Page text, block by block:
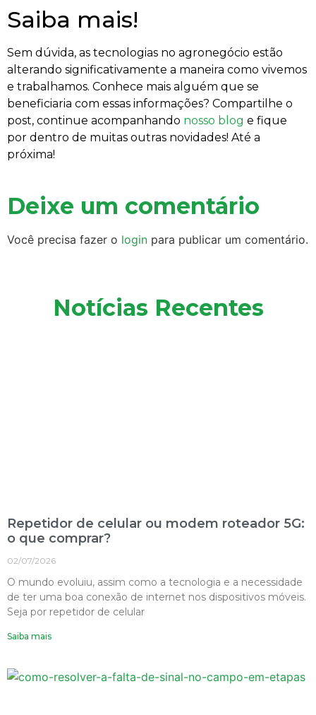
Saiba mais!
Sem dúvida, as tecnologias no agronegócio estão
alterando significativamente a maneira como vivemos
e trabalhamos. Conhece mais alguém que se
beneficiaria com essas informações? Compartilhe o
post, continue acompanhando nosso blog e fique
por dentro de muitas outras novidades! Até a
próxima!
Deixe um comentário
Você precisa fazer o login para publicar um comentário.
Notícias Recentes
Repetidor de celular ou modem roteador 5G:
o que comprar?
02/07/2026
O mundo evoluiu, assim como a tecnologia e a necessidade
de ter uma boa conexão de internet nos dispositivos móveis.
Seja por repetidor de celular
Saiba mais